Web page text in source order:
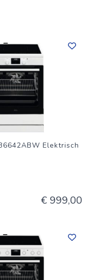
Elektrisch
€ 999,00